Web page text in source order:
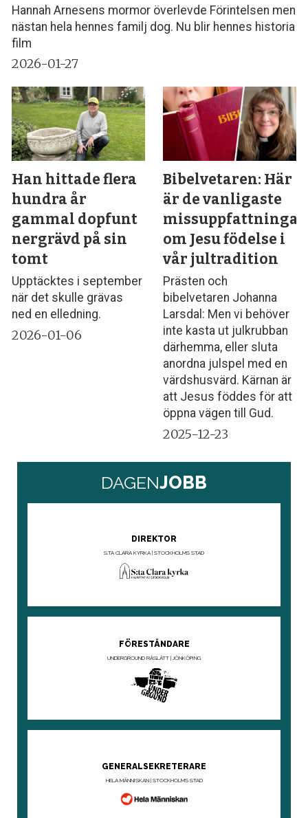
Hannah Arnesens mormor överlevde Förintelsen men
nästan hela hennes familj dog. Nu blir hennes historia
film
2026-01-27
Han hittade flera
hundra år
gammal dopfunt
nergrävd på sin
tomt
Upptäcktes i september
när det skulle grävas
ned en elledning.
2026-01-06
Bibelvetaren: Här
är de vanligaste
om Jesu födelse i
vår jultradition
Prästen och
bibelvetaren Johanna
Larsdal: Men vi behöver
inte kasta ut julkrubban
därhemma, eller sluta
anordna julspel med en
värdshusvärd. Kärnan är
att Jesus föddes för att
öppna vägen till Gud.
2025-12-23